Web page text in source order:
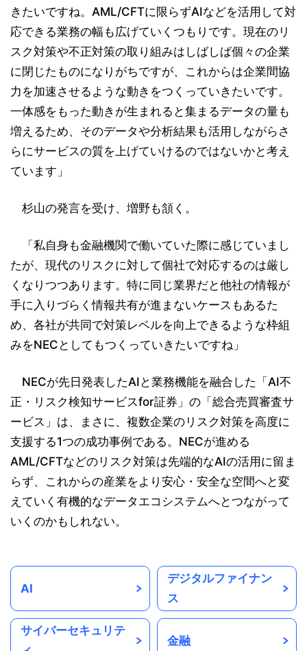
きたいですね。AML/CFTに限らずAIなどを活用して対
応できる業務の幅も広げていくつもりです。現在のリ
スク対策や不正対策の取り組みはしばしば個々の企業
に閉じたものになりがちですが、これからは企業間協
力を加速させるような動きをつくっていきたいです。
一体感をもった動きが生まれると集まるデータの量も
増えるため、そのデータや分析結果も活用しながらさ
らにサービスの質を上げていけるのではないかと考え
ています」
杉山の発言を受け、増野も頷く。
「私自身も金融機関で働いていた際に感じていまし
たが、現代のリスクに対して個社で対応するのは厳し
くなりつつあります。特に同じ業界だと他社の情報が
手に入りづらく情報共有が進まないケースもあるた
め、各社が共同で対策レベルを向上できるような枠組
みをNECとしてもつくっていきたいですね」
NECが先日発表したAIと業務機能を融合した「AI不
正・リスク検知サービスfor証券」の「総合売買審査サ
ービス」は、まさに、複数企業のリスク対策を高度に
支援する1つの成功事例である。NECが進める
AML/CFTなどのリスク対策は先端的なAIの活用に留ま
らず、これからの産業をより安心・安全な空間へと変
えていく有機的なデータエコシステムへとつながって
いくのかもしれない。
AI
デジタルファイナン
ス
サイバーセキュリテ
金融